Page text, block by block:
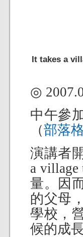
It takes a
◎
中午參
（部落
演講者
a
量。因
的父母
學校，
候的成